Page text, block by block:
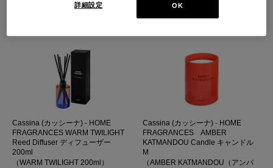
（BLOOMING DAWN 200ml）
Cassina (カッシーナ) - HOME
FRAGRANCES WARM TWILIGHT
Reed Diffuser ディフューザー
200ml
（WARM TWILIGHT 200ml）
Cassina (カッシーナ) - HOME
FRAGRANCES AMBER
KATMANDOU Candle キャンドル
M
（AMBER KATMANDOU（アンバ
OK
詳細設定